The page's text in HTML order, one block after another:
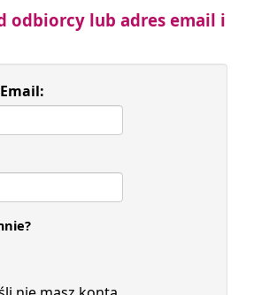
odbiorcy lub adres email i